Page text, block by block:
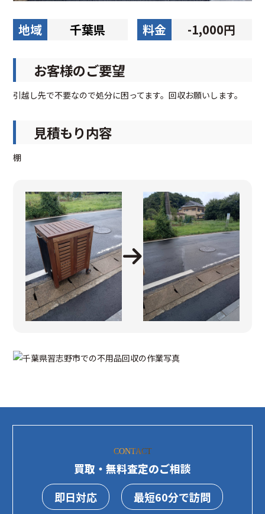
地域 千葉県 料金 -1,000円
お客様のご要望
引越し先で不要なので処分に困ってます。回収お願いします。
見積もり内容
棚
CONTACT
買取・無料査定のご相談
即日対応
最短60分で訪問